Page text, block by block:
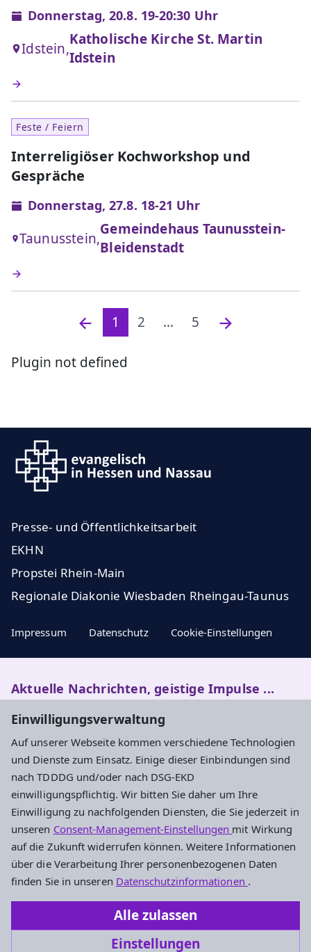
Einwilligungsverwaltung
Auf unserer Webseite kommen verschiedene Technologien
und Dienste zum Einsatz. Einige dieser Einbindungen sind
nach TDDDG und/oder nach DSG-EKD
einwilligungspflichtig. Wir bitten Sie daher um Ihre
Einwilligung zu nachfolgenden Diensten, die Sie jederzeit in
unseren Consent-Management-Einstellungen mit Wirkung
auf die Zukunft widerrufen können. Weitere Informationen
über die Verarbeitung Ihrer personenbezogenen Daten
finden Sie in unseren Datenschutzinformationen .
Alle zulassen
Einstellungen
Donnerstag, 20.8. 19-20:30 Uhr
Idstein,
Katholische Kirche St. Martin
Idstein
Feste / Feiern
Interreligiöser Kochworkshop und
Gespräche
Donnerstag, 27.8. 18-21 Uhr
Taunusstein,
Gemeindehaus Taunusstein-
Bleidenstadt
1 2 ... 5
Plugin not defined
Presse- und Öffentlichkeitsarbeit
EKHN
Propstei Rhein-Main
Regionale Diakonie Wiesbaden Rheingau-Taunus
Impressum Datenschutz Cookie-Einstellungen
Aktuelle Nachrichten, geistige Impulse ...
Newsletter entdecken
Adresse
Evangelisches Dekanat Rheingau-Taunus
Aarstraße 44
65232 Taunusstein
Tel. 06128-48 88 27
oeffentlichkeitsarbeit.rt@ekhn.de